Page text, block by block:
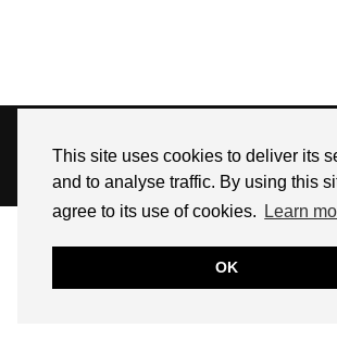
This site uses cookies to deliver its
and to analyse traffic. By using this
agree to its use of cookies.
Learn
OK
AFFILIES
WEBSITE DESIGN BY